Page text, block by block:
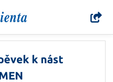
k nást